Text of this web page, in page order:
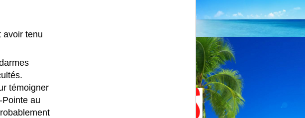
avoir tenu
témoigner
au
s’est
respectés de
aux rumeurs et
et appelle au